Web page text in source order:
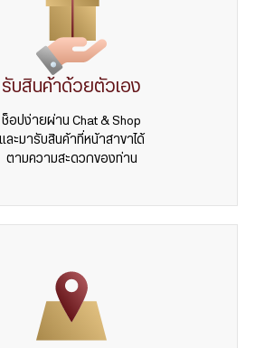
รับสินค้าด้วยตัวเอง
ช็อปง่ายผ่าน Chat & Shop
และมารับสินค้าที่หน้าสาขาได้
ตามความสะดวกของท่าน